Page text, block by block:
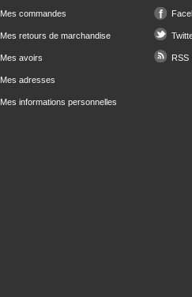
Mes commandes
Mes retours de marchandise
Mes avoirs
Mes adresses
Mes informations personnelles
RSS